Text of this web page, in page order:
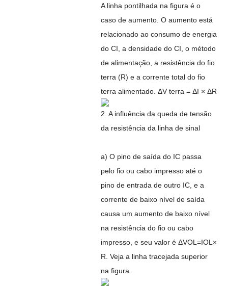
A linha pontilhada na figura é o
caso de aumento. O aumento está
relacionado ao consumo de energia
do CI, a densidade do CI, o método
de alimentação, a resistência do fio
terra (R) e a corrente total do fio
terra alimentado. ΔV terra = ΔI × ΔR
2. A influência da queda de tensão
da resistência da linha de sinal
a) O pino de saída do IC passa
pelo fio ou cabo impresso até o
pino de entrada de outro IC, e a
corrente de baixo nível de saída
causa um aumento de baixo nível
na resistência do fio ou cabo
impresso, e seu valor é ΔVOL=IOL×
R. Veja a linha tracejada superior
na figura.